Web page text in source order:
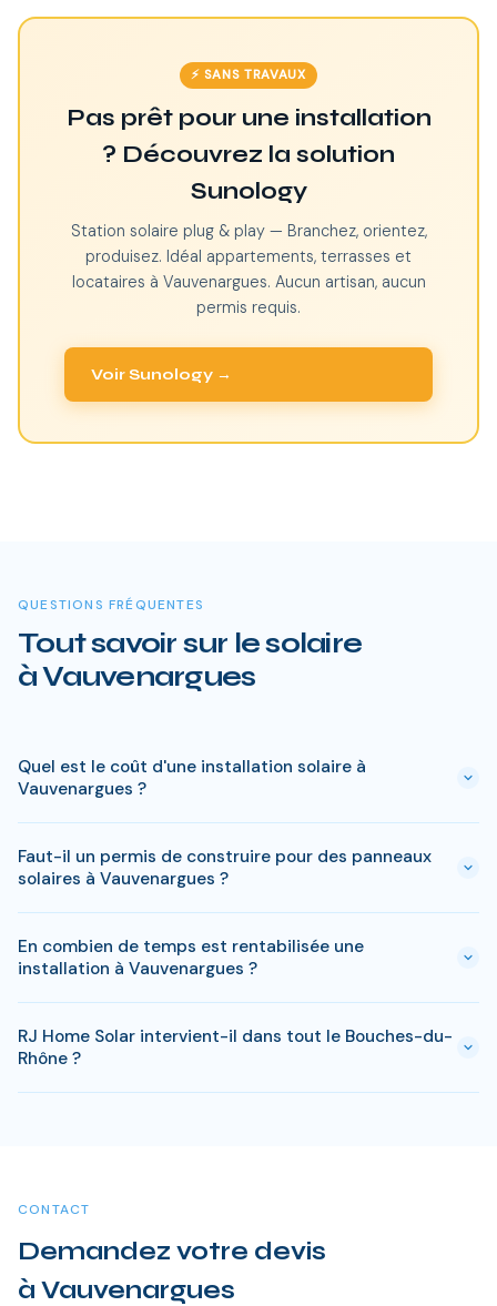
⚡ SANS TRAVAUX
Pas prêt pour une installation
? Découvrez la solution
Sunology
Station solaire plug & play — Branchez, orientez,
produisez. Idéal appartements, terrasses et
locataires à Vauvenargues. Aucun artisan, aucun
permis requis.
Voir Sunology →
QUESTIONS FRÉQUENTES
Tout savoir sur le solaire
à Vauvenargues
Quel est le coût d'une installation solaire à
Vauvenargues ?
à 9 kWc). Après les aides disponibles en Bouches-du-Rhône
(MaPrimeRénov', prime autoconsommation, TVA réduite), le
reste à charge peut descendre sous 4 000 € pour une
installation standard de 3 kWc.
Faut-il un permis de construire pour des panneaux
solaires à Vauvenargues ?
à Vauvenargues. Si votre bien est classé ou en zone
protégée en Bouches-du-Rhône, des règles spécifiques
peuvent s'appliquer. RJ Home Solar gère toutes ces
démarches sans surcoût.
En combien de temps est rentabilisée une
installation à Vauvenargues ?
entre 6-8 ans selon votre consommation. Les aides
disponibles en Bouches-du-Rhône permettent de reduire
significativement ce delai.
RJ Home Solar intervient-il dans tout le Bouches-du-
Rhône ?
CONTACT
Demandez votre devis
à Vauvenargues